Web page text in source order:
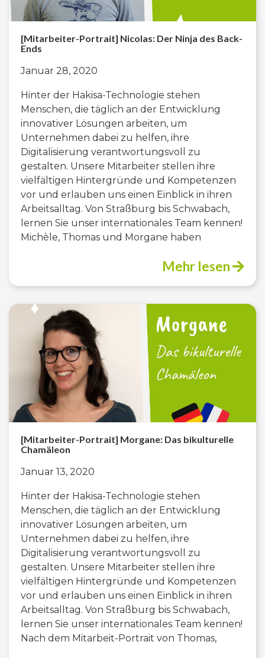
[Mitarbeiter-Portrait] Nicolas: Der Ninja des Back-
Ends
Januar 28, 2020
Hinter der Hakisa-Technologie stehen
Menschen, die täglich an der Entwicklung
innovativer Lösungen arbeiten, um
Unternehmen dabei zu helfen, ihre
Digitalisierung verantwortungsvoll zu
gestalten. Unsere Mitarbeiter stellen ihre
vielfältigen Hintergründe und Kompetenzen
vor und erlauben uns einen Einblick in ihren
Arbeitsalltag. Von Straßburg bis Schwabach,
lernen Sie unser internationales Team kennen!
Michèle, Thomas und Morgane haben
Mehr lesen
[Mitarbeiter-Portrait] Morgane: Das bikulturelle
Chamäleon
Januar 13, 2020
Hinter der Hakisa-Technologie stehen
Menschen, die täglich an der Entwicklung
innovativer Lösungen arbeiten, um
Unternehmen dabei zu helfen, ihre
Digitalisierung verantwortungsvoll zu
gestalten. Unsere Mitarbeiter stellen ihre
vielfältigen Hintergründe und Kompetenzen
vor und erlauben uns einen Einblick in ihren
Arbeitsalltag. Von Straßburg bis Schwabach,
lernen Sie unser internationales Team kennen!
Nach dem Mitarbeit-Portrait von Thomas,